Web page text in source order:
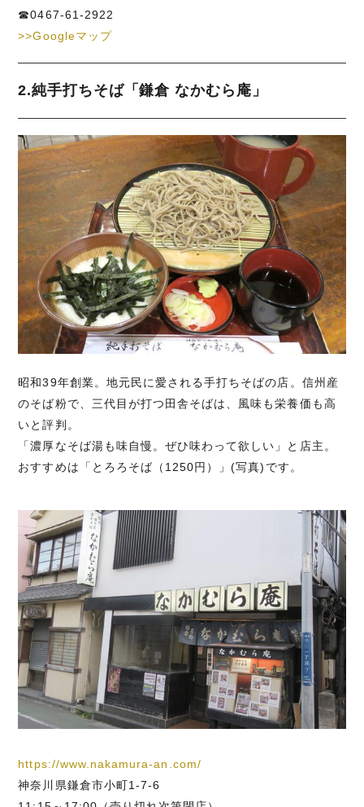
☎0467-61-2922
>>Googleマップ
2.純手打ちそば「鎌倉 なかむら庵」
昭和39年創業。地元民に愛される手打ちそばの店。信州産
のそば粉で、三代目が打つ田舎そばは、風味も栄養価も高
いと評判。
「濃厚なそば湯も味自慢。ぜひ味わって欲しい」と店主。
おすすめは「とろろそば（1250円）」(写真)です。
https://www.nakamura-an.com/
神奈川県鎌倉市小町1-7-6